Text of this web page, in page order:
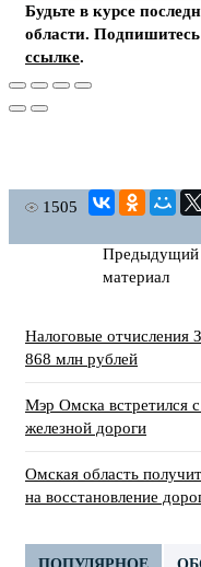
Будьте в курсе
области.
ссылке.
1505
Предыдущий
материал
Налоговые отчисления
868 млн рублей
Мэр Омска встретился
железной дороги
Омская область
на восстановление